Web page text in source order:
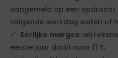
aangemeld op een opdracht
volgende werkdag weten of
Eerlijke marges: wij
eerste jaar daalt naar 11 %